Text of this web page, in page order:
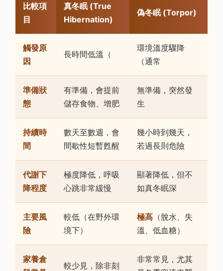
比較項
目
真冬眠 (True
Hibernation)
偽冬眠 (Torpor)
觸發原
因
長時間低溫（
環境溫度驟降
（通常
準備狀
態
有準備，會提前
儲存食物、增肥
無準備，突然發
生
持續時
間
數天至數週，會
間歇性短暫甦醒
幾小時到幾天，
若過長則危險
代謝下
降程度
極度降低，呼吸
心跳非常緩慢
顯著降低，但不
如真冬眠深
主要風
險
較低（在野外環
境下）
極高 （脫水、失
溫、低血糖）
家養倉
較少見，除非刻
非常常見，尤其